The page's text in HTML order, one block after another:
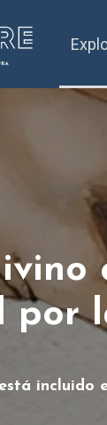
por
incluido